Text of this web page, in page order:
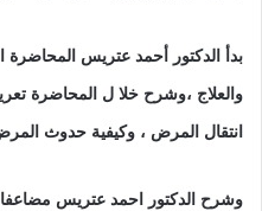
بدأ الدكتور أحمد عتريس المحاضرة
والعلاج ،وشرح خلا ل المحاضرة
انتقال المرض ، وكيفية حدوث
وشرح الدكتور احمد عتريس مضاعفات